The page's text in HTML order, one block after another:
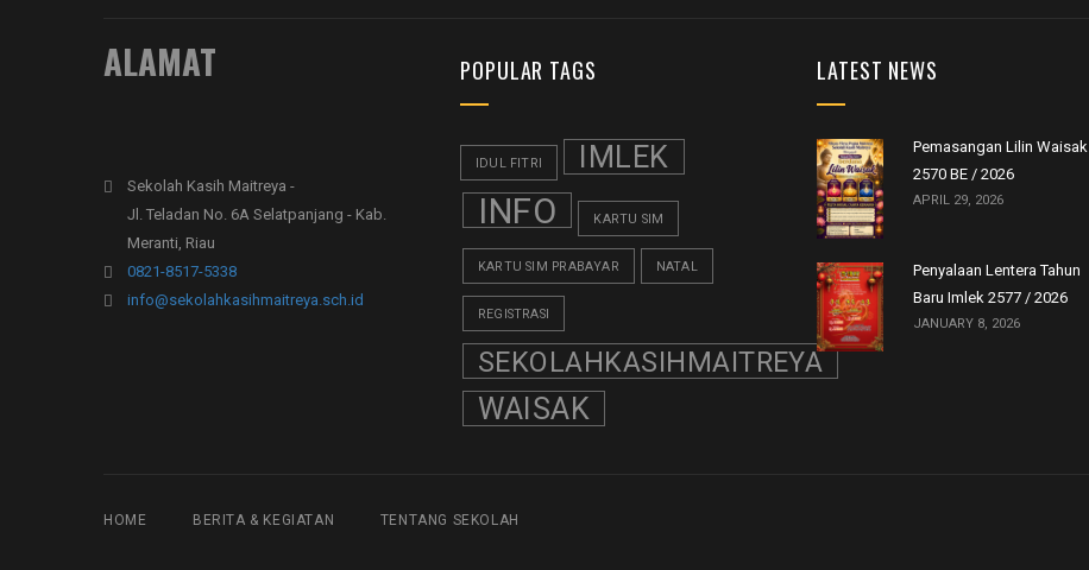
ALAMAT
Sekolah Kasih Maitreya -
Jl. Teladan No. 6A Selatpanjang - Kab.
Meranti, Riau
0821-8517-5338
info@sekolahkasihmaitreya.sch.id
POPULAR TAGS
IDUL FITRI IMLEK
INFO KARTU SIM
KARTU SIM PRABAYAR NATAL
REGISTRASI
SEKOLAHKASIHMAITREYA
WAISAK
LATEST NEWS
Pemasangan Lilin Waisak
2570 BE / 2026
APRIL 29, 2026
Penyalaan Lentera Tahun
Baru Imlek 2577 / 2026
JANUARY 8, 2026
HOME BERITA & KEGIATAN TENTANG SEKOLAH